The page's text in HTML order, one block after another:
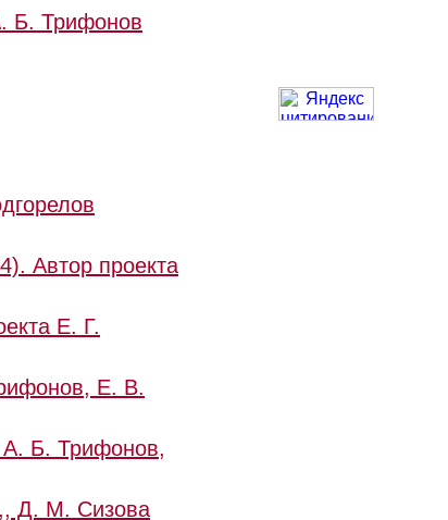
Б. Трифонов
Автор проекта
Е. Г.
Е. В.
А. Б. Трифонов,
Д. М. Сизова